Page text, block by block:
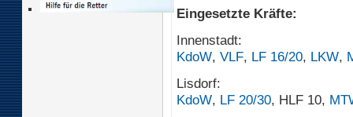
Eingesetzte Kräfte:
Innenstadt:
KdoW, VLF, LF 16/20, LKW,
Lisdorf:
KdoW, LF 20/30, HLF 10,